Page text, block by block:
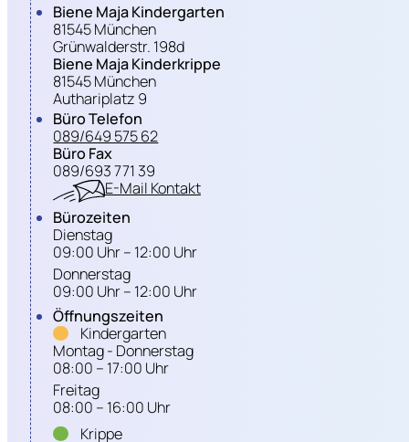
Biene Maja Kindergarten
81545 München
Grünwalderstr. 198d
Biene Maja Kinderkrippe
81545 München
Authariplatz 9
Büro Telefon
089/649 575 62
Büro Fax
089/693 771 39
E-Mail Kontakt
Bürozeiten
Dienstag
09:00 Uhr – 12:00 Uhr
Donnerstag
09:00 Uhr – 12:00 Uhr
Öffnungszeiten
Kindergarten
Montag - Donnerstag
08:00 – 17:00 Uhr
Freitag
08:00 – 16:00 Uhr
Krippe